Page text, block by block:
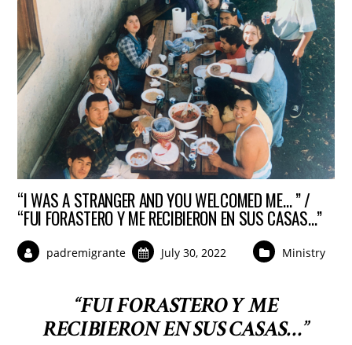
“I WAS A STRANGER AND YOU WELCOMED ME… ” /
“FUI FORASTERO Y ME RECIBIERON EN SUS CASAS…”
padremigrante July 30, 2022 Ministry
“FUI FORASTERO Y ME
RECIBIERON EN SUS CASAS…”